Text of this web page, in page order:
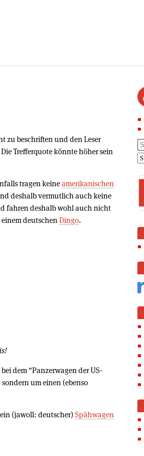
zu beschriften und den Leser
Trefferquote könnte höher sein
tragen keineamerikanischen
deshalb vermutlich auch keine
fahren deshalb wohl auch nicht
deutschen Dingo.
dem “Panzerwagen der US-
um einen (ebenso
(jawoll: deutscher) Spähwagen